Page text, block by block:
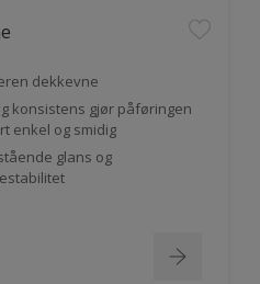
dekkevne
konsistens gjør påføringen
enkel og smidig
glans og